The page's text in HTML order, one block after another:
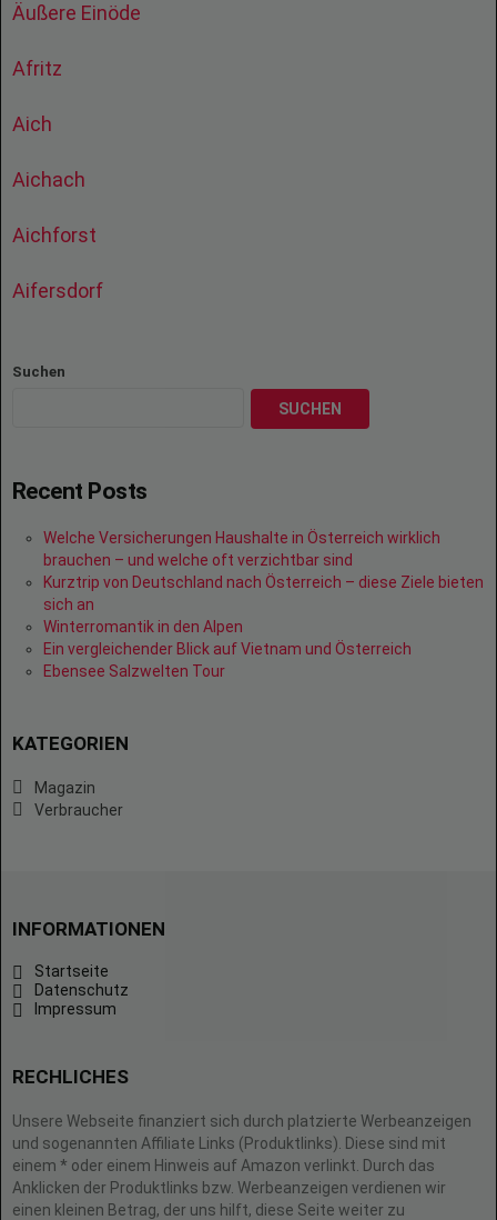
Äußere Einöde
Afritz
Aich
Aichach
Aichforst
Aifersdorf
Suchen
SUCHEN
Recent Posts
Welche Versicherungen Haushalte in Österreich wirklich
brauchen – und welche oft verzichtbar sind
Kurztrip von Deutschland nach Österreich – diese Ziele bieten
sich an
Winterromantik in den Alpen
Ein vergleichender Blick auf Vietnam und Österreich
Ebensee Salzwelten Tour
KATEGORIEN
Magazin
Verbraucher
INFORMATIONEN
Startseite
Datenschutz
Impressum
RECHLICHES
Unsere Webseite finanziert sich durch platzierte Werbeanzeigen
und sogenannten Affiliate Links (Produktlinks). Diese sind mit
einem * oder einem Hinweis auf Amazon verlinkt. Durch das
Anklicken der Produktlinks bzw. Werbeanzeigen verdienen wir
einen kleinen Betrag, der uns hilft, diese Seite weiter zu